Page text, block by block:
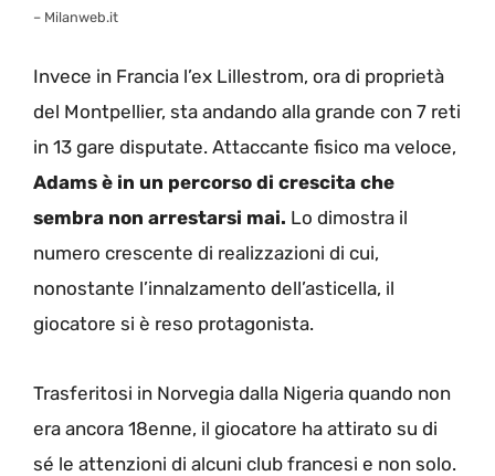
– Milanweb.it
Invece in Francia l’ex Lillestrom, ora di proprietà
del Montpellier, sta andando alla grande con 7 reti
in 13 gare disputate. Attaccante fisico ma veloce,
Adams è in un percorso di crescita che
sembra non arrestarsi mai. Lo dimostra il
numero crescente di realizzazioni di cui,
nonostante l’innalzamento dell’asticella, il
giocatore si è reso protagonista.
Trasferitosi in Norvegia dalla Nigeria quando non
era ancora 18enne, il giocatore ha attirato su di
sé le attenzioni di alcuni club francesi e non solo.